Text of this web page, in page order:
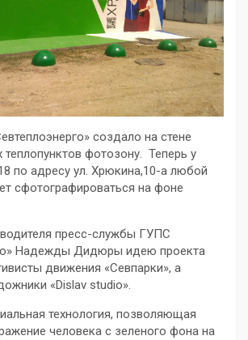
создало на стене
теплопунктов фотозону. Теперь у
по адресу ул. Хрюкина,10-а любой
сфотографироваться на фоне
пресс-службы ГУПС
Надежды Дидюры идею проекта
движения «Севпарки», а
«Dislav studio».
технология, позволяющая
человека с зеленого фона на